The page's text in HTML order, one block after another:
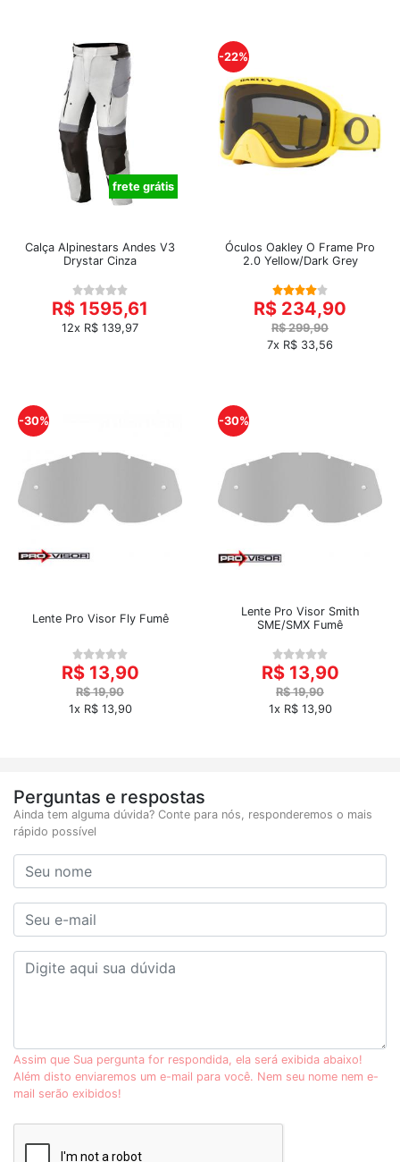
frete grátis
Calça Alpinestars Andes V3
Drystar Cinza
R$ 1595,61
12x R$ 139,97
-22%
Óculos Oakley O Frame Pro
2.0 Yellow/Dark Grey
R$ 234,90
R$ 299,90
7x R$ 33,56
-30%
Lente Pro Visor Fly Fumê
R$ 13,90
R$ 19,90
1x R$ 13,90
-30%
Lente Pro Visor Smith
SME/SMX Fumê
R$ 13,90
R$ 19,90
1x R$ 13,90
Perguntas e respostas
Ainda tem alguma dúvida? Conte para nós, responderemos o mais
rápido possível
Assim que Sua pergunta for respondida, ela será exibida abaixo!
Além disto enviaremos um e-mail para você. Nem seu nome nem e-
mail serão exibidos!